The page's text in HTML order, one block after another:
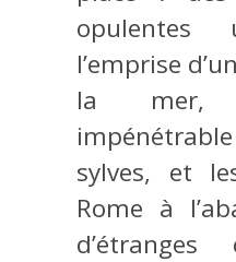
opulentes
l’emprise
la mer,
sylves, et
Rome à